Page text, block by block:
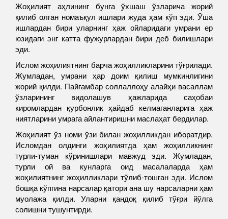
Жоҳилият аҳлининг бунга ўхшаш ўзларича жорий
қилиб олган номаъқул ишлари жуда ҳам кўп эди. Ўша
ишлардан бири уларнинг ҳаж ойларидаги умрани ер
юзидаги энг катта фужурлардан бири деб билишлари
эди.
Ислом жоҳилиятнинг барча жоҳилликларини тўғрилади.
Жумладан, умрани ҳар доим қилиш мумкинлигини
жорий қилди. Пайғамбар соллаллоҳу алайҳи васаллам
ўзларининг видолашув ҳажларида саҳобаи
киромлардан қурбонлик ҳайдаб келмаганларига ҳаж
ниятларини умрага айлантиришни маслаҳат бердилар.
Жоҳилият ўз номи ўзи билан жоҳилликдан иборатдир.
Исломдан олдинги жоҳилиятда ҳам жоҳилликнинг
турли-туман кўринишлари мавжуд эди. Жумладан,
турли ой ва кунларга оид масалаларда ҳам
жоҳилиятнинг жоҳилликлари тўлиб-тошган эди. Ислом
бошқа кўпгина нарсалар қатори ана шу нарсаларни ҳам
муолажа қилди. Уларни қандоқ қилиб тўғри йўлга
солишни тушунтирди.